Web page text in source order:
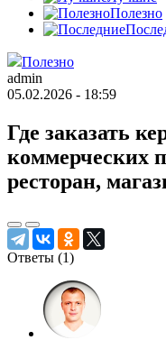
Полезно
Полезно
admin
05.02.2026 - 18:59
Где заказать
коммерческих
ресторан,
Ответы (1)